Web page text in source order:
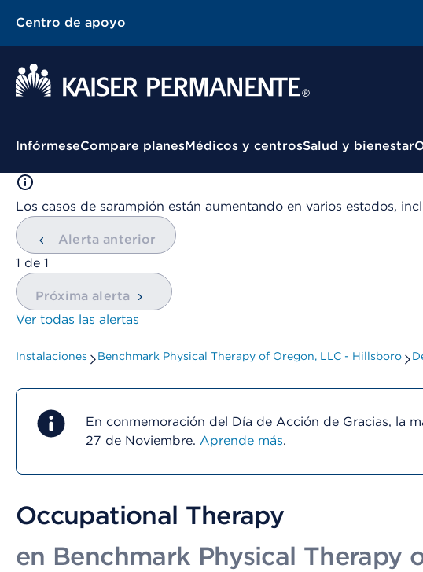
Centro de apoyo
Menú contextual
InfórmeseCompare planesMédicos y centrosSalud y bienestar
Los casos de sarampión están aumentando en varios estados,
Alerta anterior
mostrando
1 de 1
Próxima alerta
Ver todas las alertas
Instalaciones Benchmark Physical Therapy of Oregon, LLC - Hillsboro
En conmemoración del Día de Acción de Gracias, la
27 de Noviembre. Aprende más.
Occupational Therapy
en Benchmark Physical Therapy